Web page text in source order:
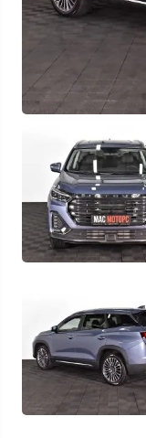
Отправляя данную